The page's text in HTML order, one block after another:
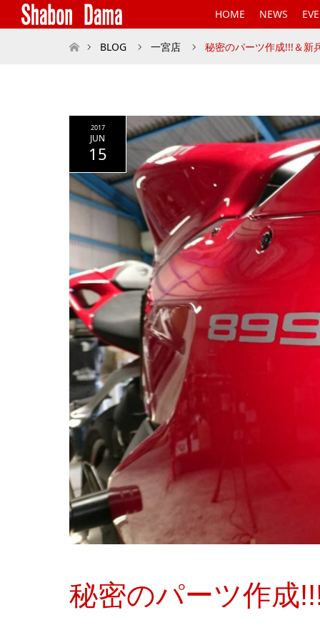
HOME NEWS
ホームBLOG 一宮店 秘密のパーツ作成!!!＆新
2017
JUN
15
秘密のパーツ作成